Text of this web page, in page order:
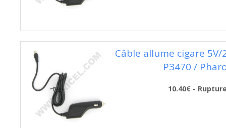
Câble allume cigare 5V/
P3470 /
10.40€ -